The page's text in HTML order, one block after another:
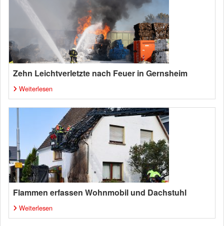
Zehn Leichtverletzte nach Feuer in Gernsheim
Weiterlesen
Flammen erfassen Wohnmobil und Dachstuhl
Weiterlesen